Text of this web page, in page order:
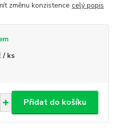
změnu konzistence celý popis
/ ks
Přidat do košíku